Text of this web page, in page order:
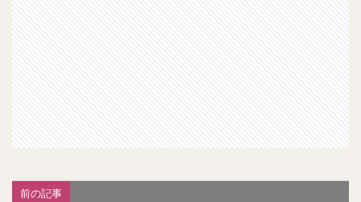
前の記事